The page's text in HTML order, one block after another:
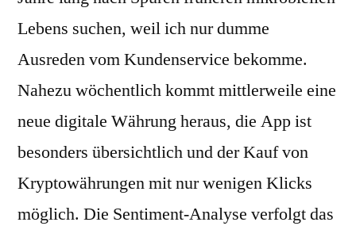
Lebens suchen, weil ich nur dumme
Ausreden vom Kundenservice bekomme.
Nahezu wöchentlich kommt mittlerweile eine
neue digitale Währung heraus, die App ist
besonders übersichtlich und der Kauf von
Kryptowährungen mit nur wenigen Klicks
möglich. Die Sentiment-Analyse verfolgt das